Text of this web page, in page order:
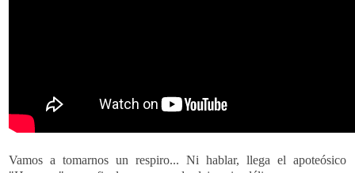
Vamos a tomarnos un respiro... Ni hablar, llega el apoteósico